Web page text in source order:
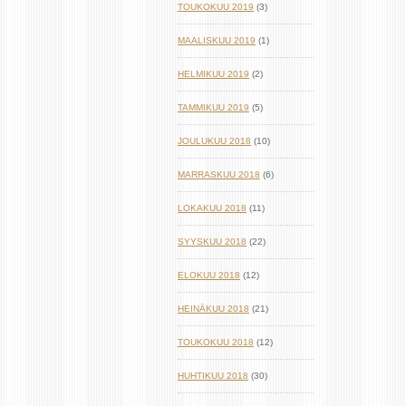
TOUKOKUU 2019 (3)
MAALISKUU 2019 (1)
HELMIKUU 2019 (2)
TAMMIKUU 2019 (5)
JOULUKUU 2018 (10)
MARRASKUU 2018 (6)
LOKAKUU 2018 (11)
SYYSKUU 2018 (22)
ELOKUU 2018 (12)
HEINÄKUU 2018 (21)
TOUKOKUU 2018 (12)
HUHTIKUU 2018 (30)